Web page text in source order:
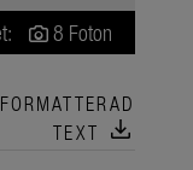
8 Foton
TEXT download